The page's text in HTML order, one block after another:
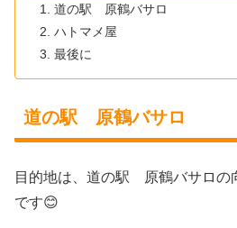
道の駅 原鶴バサロ
ハトマメ屋
最後に
道の駅 原鶴バサロ
目的地は、道の駅 原鶴バサロの
です😊